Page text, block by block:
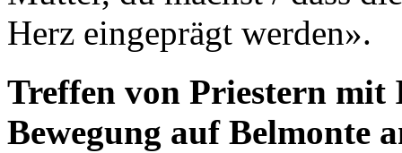
Herz eingeprägt werden».
Treffen von Priestern mit
Bewegung auf Belmonte